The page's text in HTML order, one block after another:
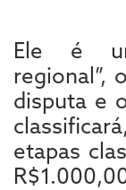
Ele é
regional”,
disputa e
etapas